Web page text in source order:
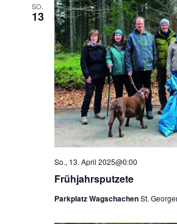
SO.
13
Frühjahrsputzete
So., 13. April 2025@0:00
Parkplatz WagschachenSt.